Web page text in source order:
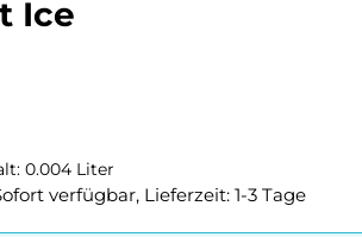
Ice
0.004 Liter
verfügbar, Lieferzeit: 1-3 Tage